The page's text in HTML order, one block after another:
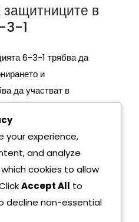
в
3-1
6-3-1 трябва да
и
да участват в
на поддържането
натиск на
Това може да
защитниците
на
на практики за игрови
your experience,
and analyze
cookies to allow
Accept All to
decline non-essential